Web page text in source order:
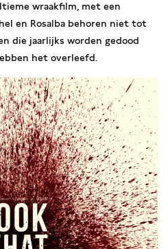
wraakfilm, met een
en Rosalba behoren niet tot
die jaarlijks worden gedood
het overleefd.